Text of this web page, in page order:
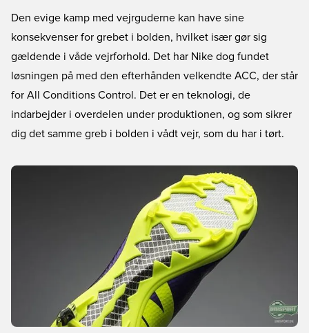
Den evige kamp med vejrguderne kan have sine
konsekvenser for grebet i bolden, hvilket især gør sig
gældende i våde vejrforhold. Det har Nike dog fundet
løsningen på med den efterhånden velkendte ACC, der står
for All Conditions Control. Det er en teknologi, de
indarbejder i overdelen under produktionen, og som sikrer
dig det samme greb i bolden i vådt vejr, som du har i tørt.